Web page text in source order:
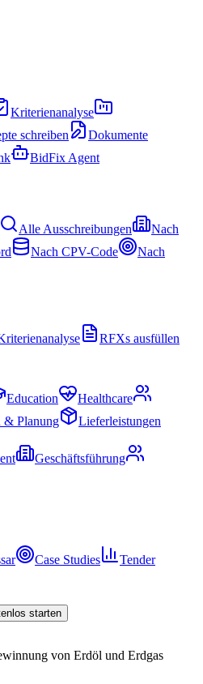
Kriterienanalyse
schreiben
Dokumente
BidFix Agent
Alle Ausschreibungen
Nach
Nach CPV-Code
Nach
RFXs ausfüllen
Education
Healthcare
& Planung
Lieferleistungen
Geschäftsführung
Case Studies
Tender
starten
von Erdöl und Erdgas